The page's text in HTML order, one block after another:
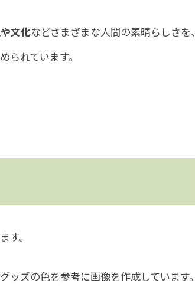
文化などさまざまな人間の素晴らしさを、
られています。
す。
ッズの色を参考に画像を作成しています。